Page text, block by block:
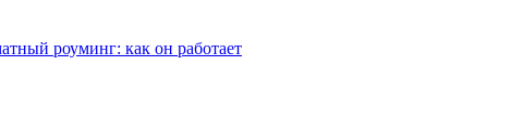
роуминг: как он работает